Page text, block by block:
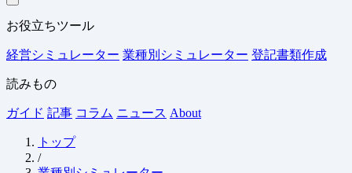
お役立ちツール
経営シミュレーター 業種別シミュレーター 登記書類作成
読みもの
ガイド 記事 コラム ニュース About
トップ
/